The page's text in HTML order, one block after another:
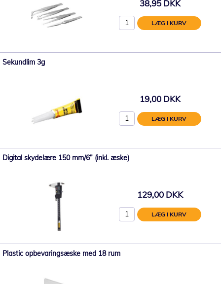
38,95 DKK
LÆG I KURV
Sekundlim 3g
19,00 DKK
LÆG I KURV
Digital skydelære 150 mm/6” (inkl. æske)
129,00 DKK
LÆG I KURV
Plastic opbevaringsæske med 18 rum